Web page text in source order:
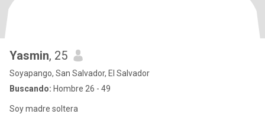
Yasmin, 25
Soyapango, San Salvador, El Salvador
Buscando: Hombre 26 - 49
Soy madre soltera